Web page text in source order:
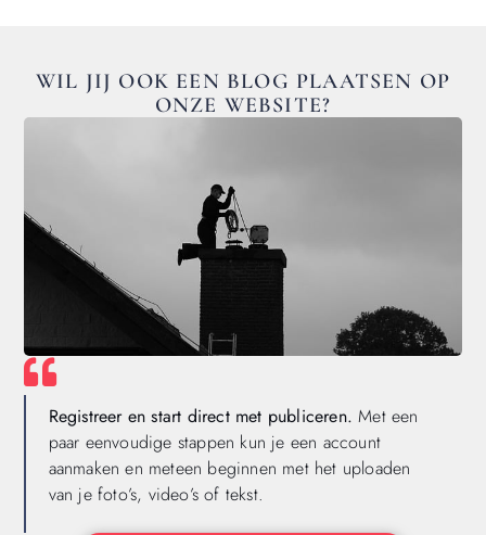
WIL JIJ OOK EEN BLOG PLAATSEN OP
ONZE WEBSITE?
Registreer en start direct met publiceren. Met een
paar eenvoudige stappen kun je een account
aanmaken en meteen beginnen met het uploaden
van je foto’s, video’s of tekst.